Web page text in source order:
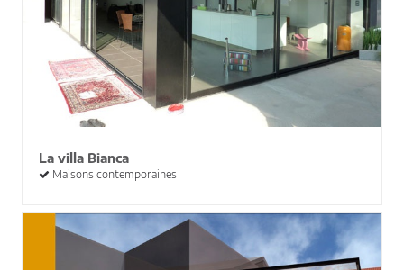
La villa Bianca
Maisons contemporaines